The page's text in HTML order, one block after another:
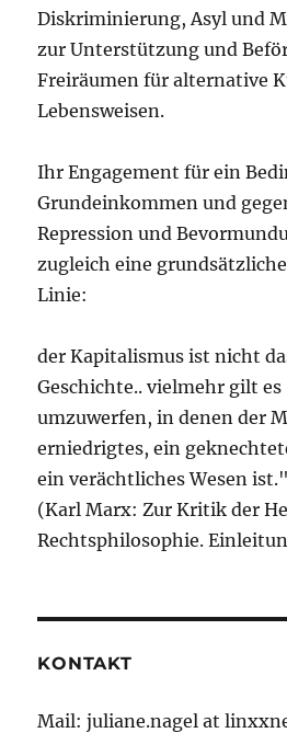
Diskriminierung, Asyl und
zur Unterstützung und
Freiräumen für alternative
Lebensweisen.
Ihr Engagement für ein
Grundeinkommen und
Repression und
zugleich eine
Linie:
der Kapitalismus ist nicht
Geschichte.. vielmehr gilt
umzuwerfen, in denen der
erniedrigtes, ein
ein verächtliches Wesen ist."
(Karl Marx: Zur Kritik der
Rechtsphilosophie.
KONTAKT
Mail: juliane.nagel at